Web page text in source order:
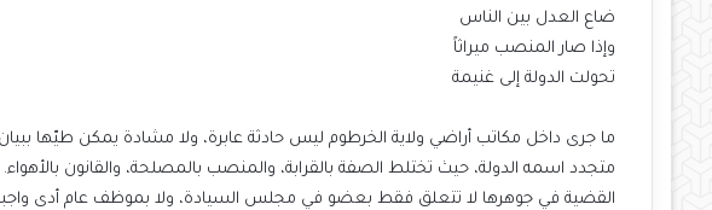
ضاع العدل بين الناس
وإذا صار المنصب ميراثاً
تحولت الدولة إلى غنيمة
ما جرى داخل مكاتب أراضي ولاية الخرطوم ليس حادثة عابرة، ولا مشادة يمكن طيّها
متجدد اسمه الدولة، حيث تختلط الصفة بالقرابة، والمنصب بالمصلحة، والقانون بالأهواء.
القضية في جوهرها لا تتعلق فقط بعضو في مجلس السيادة، ولا بموظف عام أدى واجبه